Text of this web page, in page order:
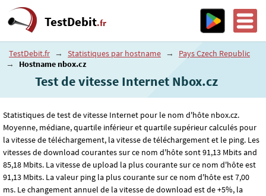
TestDebit.fr
TestDebit.fr → Statistiques par hostname →
Pays Czech Republic
→
Hostname nbox.cz
Test de vitesse Internet Nbox.cz
Statistiques de test de vitesse Internet pour le nom d'hôte nbox.cz.
Moyenne, médiane, quartile inférieur et quartile supérieur calculés pour
la vitesse de téléchargement, la vitesse de téléchargement et le ping. Les
vitesses de download courantes sur ce nom d'hôte sont 91,13 Mbits and
85,18 Mbits. La vitesse de upload la plus courante sur ce nom d'hôte est
91,13 Mbits. La valeur ping la plus courante sur ce nom d'hôte est 7,00
ms. Le changement annuel de la vitesse de download est de +5%, la